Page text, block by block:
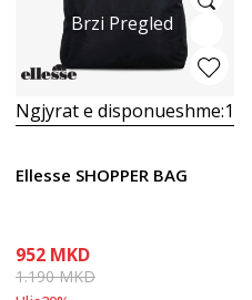
Brzi Pregled
Ngjyrat e disponueshme:1
Ellesse SHOPPER BAG
952 MKD
1.190MKD